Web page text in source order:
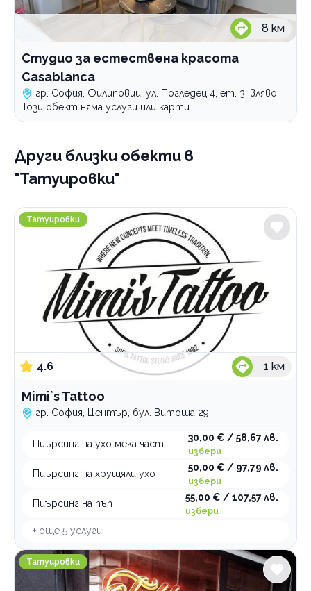
8 км
Студио за естествена красота
Casablanca
гр. София, Филиповци, ул. Погледец 4, ет. 3, вляво
Този обект няма услуги или карти
Други близки обекти в
"Татуировки"
Mimi`s Tattoo
Татуировки
4.6 1 км
Mimi`s Tattoo
гр. София, Център, бул. Витоша 29
Пиърсинг на ухо мека част
30,00 € / 58,67 лв.
избери
Пиърсинг на хрущяли ухо
50,00 € / 97,79 лв.
избери
Пиърсинг на пъп
55,00 € / 107,57 лв.
избери
+ още 5 услуги
Inky Dragon
Татуировки